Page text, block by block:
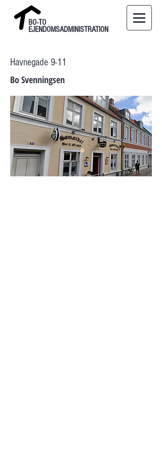
BO-TO
EJENDOMSADMINISTRATION
Havnegade 9-11
Bo Svenningsen